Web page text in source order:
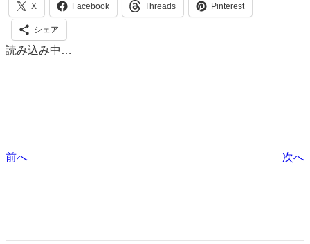
X Facebook Threads Pinterest
シェア
読み込み中…
前へ 次へ